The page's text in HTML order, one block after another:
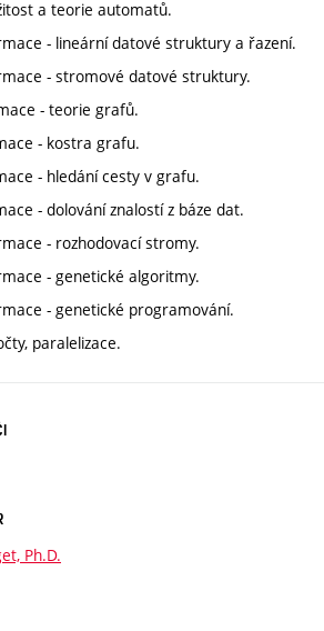
a teorie automatů.
- lineární datové struktury a řazení.
- stromové datové struktury.
- teorie grafů.
- kostra grafu.
- hledání cesty v grafu.
- dolování znalostí z báze dat.
- rozhodovací stromy.
- genetické algoritmy.
- genetické programování.
paralelizace.
Ph.D.